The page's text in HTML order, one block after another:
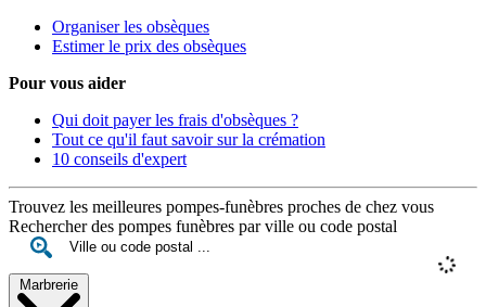
Organiser les obsèques
Estimer le prix des obsèques
Pour vous aider
Qui doit payer les frais d'obsèques ?
Tout ce qu'il faut savoir sur la crémation
10 conseils d'expert
Trouvez les meilleures pompes-funèbres proches de chez vous
Rechercher des pompes funèbres par ville ou code postal
Marbrerie